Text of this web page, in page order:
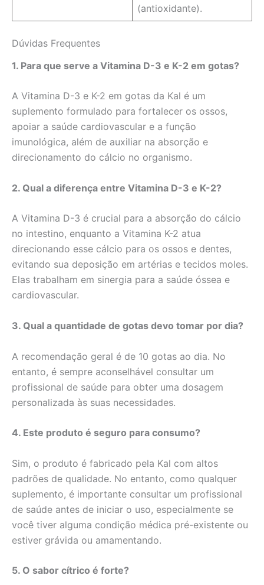
(antioxidante).
Dúvidas Frequentes
1. Para que serve a Vitamina D-3 e K-2 em gotas?
A Vitamina D-3 e K-2 em gotas da Kal é um
suplemento formulado para fortalecer os ossos,
apoiar a saúde cardiovascular e a função
imunológica, além de auxiliar na absorção e
direcionamento do cálcio no organismo.
2. Qual a diferença entre Vitamina D-3 e K-2?
A Vitamina D-3 é crucial para a absorção do cálcio
no intestino, enquanto a Vitamina K-2 atua
direcionando esse cálcio para os ossos e dentes,
evitando sua deposição em artérias e tecidos moles.
Elas trabalham em sinergia para a saúde óssea e
cardiovascular.
3. Qual a quantidade de gotas devo tomar por dia?
A recomendação geral é de 10 gotas ao dia. No
entanto, é sempre aconselhável consultar um
profissional de saúde para obter uma dosagem
personalizada às suas necessidades.
4. Este produto é seguro para consumo?
Sim, o produto é fabricado pela Kal com altos
padrões de qualidade. No entanto, como qualquer
suplemento, é importante consultar um profissional
de saúde antes de iniciar o uso, especialmente se
você tiver alguma condição médica pré-existente ou
estiver grávida ou amamentando.
5. O sabor cítrico é forte?